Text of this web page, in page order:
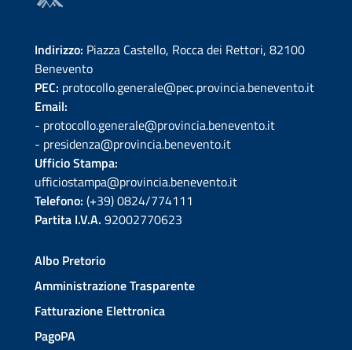
Indirizzo: Piazza Castello, Rocca dei Rettori, 82100
Benevento
PEC: protocollo.generale@pec.provincia.benevento.it
Email:
- protocollo.generale@provincia.benevento.it
- presidenza@provincia.benevento.it
Ufficio Stampa:
ufficiostampa@provincia.benevento.it
Telefono: (+39) 0824/774111
Partita I.V.A. 92002770623
Albo Pretorio
Amministrazione Trasparente
Fatturazione Elettronica
PagoPA